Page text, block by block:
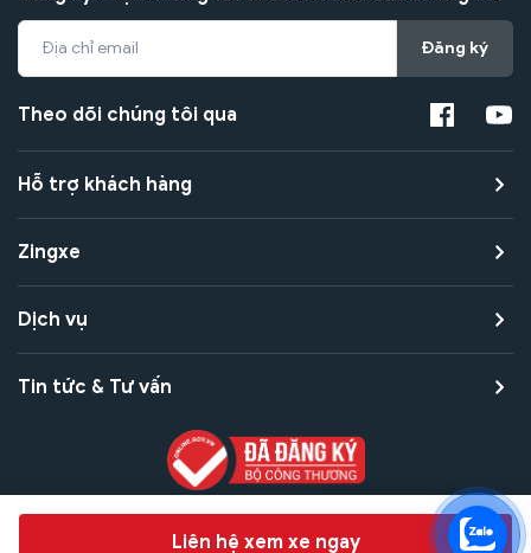
Chat hỗ trợ
Liên hệ xem xe ngay
Đăng ký
Theo dõi chúng tôi qua
Hỗ trợ khách hàng
Zingxe
Dịch vụ
Tin tức & Tư vấn
Bảo mật quyền riêng tư Điều khoản sử dụng